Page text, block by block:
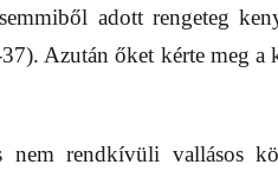
adott rengeteg
Azután őket kérte meg a
rendkívüli vallásos